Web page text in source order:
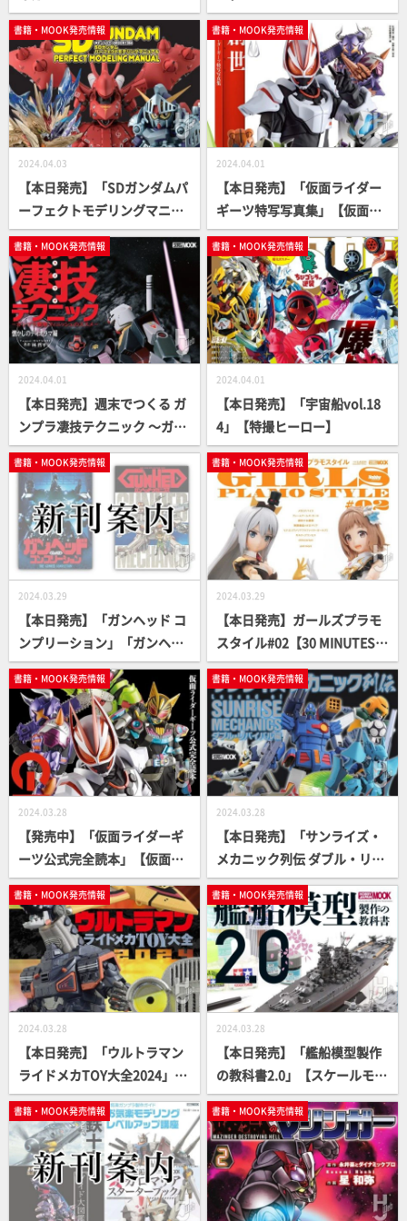
き勇者たちの玩具神話」【勇
者シリーズ】
NICS編」【ガンダム】
書籍・MOOK発売情報
2024.04.03
【本日発売】「SDガンダムパ
ーフェクトモデリングマニュ
アル」【SDキット製作ガイ
ド】
書籍・MOOK発売情報
2024.04.01
【本日発売】「仮面ライダー
ギーツ特写写真集」【仮面ラ
イダー】
書籍・MOOK発売情報
2024.04.01
【本日発売】週末でつくる ガ
ンプラ凄技テクニック ～ガン
プラ簡単フィニッシュのスス
メ～ 懐かしのディオラマ編
【ガンプラ How To MOOK】
書籍・MOOK発売情報
2024.04.01
【本日発売】「宇宙船vol.18
4」【特撮ヒーロー】
書籍・MOOK発売情報
2024.03.29
【本日発売】「ガンヘッド コ
ンプリーション」「ガンヘッ
ド・メカニクス[復刻版]」【3
5周年記念】
書籍・MOOK発売情報
2024.03.29
【本日発売】ガールズプラモ
スタイル#02【30 MINUTES S
ISTERS】
書籍・MOOK発売情報
2024.03.28
【発売中】「仮面ライダーギ
ーツ公式完全読本」【仮面ラ
イダー】
書籍・MOOK発売情報
2024.03.28
【本日発売】「サンライズ・
メカニック列伝 ダブル・リバ
イバル編」【第2弾】
書籍・MOOK発売情報
2024.03.28
【本日発売】「ウルトラマン
ライドメカTOY大全2024」
【ウルトラマン】
書籍・MOOK発売情報
2024.03.28
【本日発売】「艦船模型製作
の教科書2.0」【スケールモデ
ル】
書籍・MOOK発売情報 書籍・MOOK発売情報